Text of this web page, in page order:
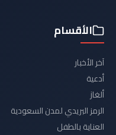
الأقسام
آخر الأخبار
أدعية
ألغاز
الرمز البريدي لمدن السعودية
العناية بالطفل